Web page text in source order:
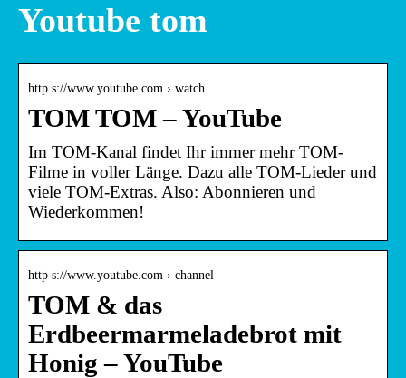
Youtube tom
http s://www.youtube.com › watch
TOM TOM – YouTube
Im TOM-Kanal findet Ihr immer mehr TOM-
Filme in voller Länge. Dazu alle TOM-Lieder und
viele TOM-Extras. Also: Abonnieren und
Wiederkommen!
http s://www.youtube.com › channel
TOM & das
Erdbeermarmeladebrot mit
Honig – YouTube